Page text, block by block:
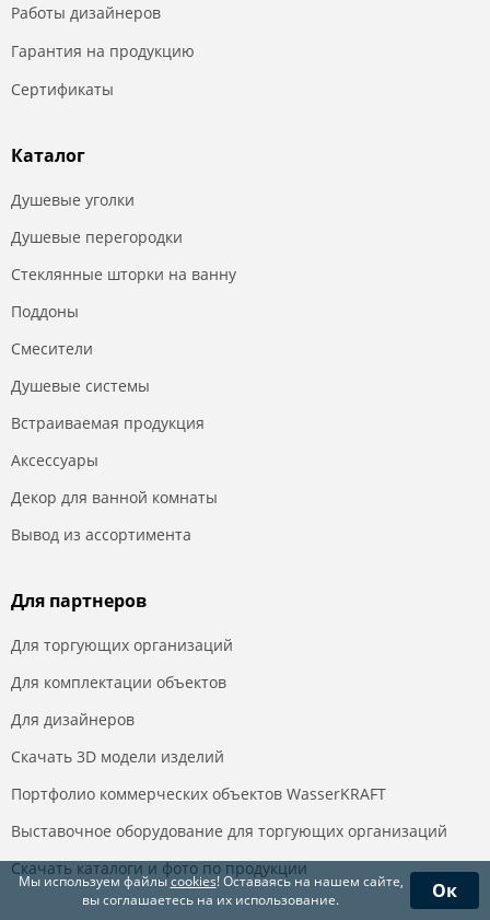
Мы используем файлыcookies! Оставаясь на нашем сайте,
вы соглашаетесь на их использование.
Ок
Работы дизайнеров
Гарантия на продукцию
Сертификаты
Каталог
Душевые уголки
Душевые перегородки
Стеклянные шторки на ванну
Поддоны
Смесители
Душевые системы
Встраиваемая продукция
Аксессуары
Декор для ванной комнаты
Вывод из ассортимента
Для партнеров
Для торгующих организаций
Для комплектации объектов
Для дизайнеров
Скачать 3D модели изделий
Портфолио коммерческих объектов WasserKRAFT
Выставочное оборудование для торгующих организаций
Скачать каталоги и фото по продукции